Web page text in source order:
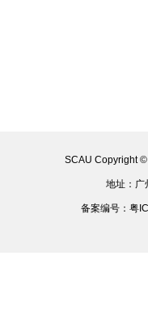
SCAU Copyright
地址：广
备案编号：粤